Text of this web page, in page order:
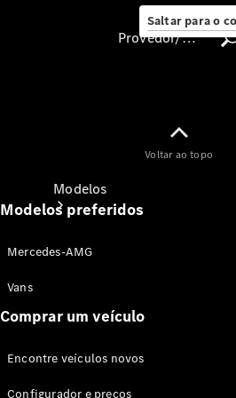
Saltar para o
Provedor/proteção
Modelos
Provedor/proteção de dados
Voltar ao topo
Modelos preferidos
Mercedes-AMG
Vans
Comprar um veículo
Encontre veículos novos
Configurador e preços